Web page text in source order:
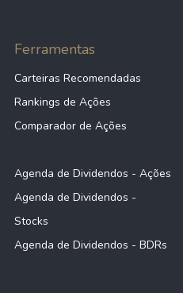
Ferramentas
Carteiras Recomendadas
Rankings de Ações
Comparador de Ações
Agenda de Dividendos - Ações
Agenda de Dividendos -
Stocks
Agenda de Dividendos - BDRs